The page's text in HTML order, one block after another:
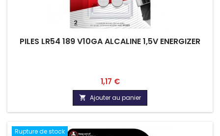
PILES LR54 189 V10GA ALCALINE 1,5V ENERGIZER
Prix
1,17 €
 Ajouter au panier
Rupture de stock